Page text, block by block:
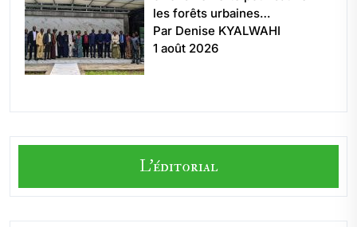
les forêts urbaines…
Par Denise KYALWAHI
1 août 2026
L'éditorial